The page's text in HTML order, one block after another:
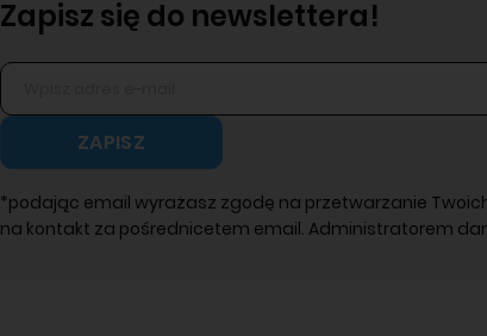
Zapisz się do newslettera!
ZAPISZ
*podając email wyrażasz zgodę na przetwarzanie
na kontakt za pośrednicetem email. Administratorem